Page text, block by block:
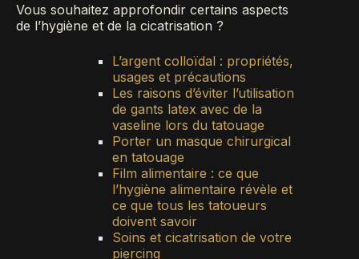
Vous souhaitez approfondir certains aspects
de l’hygiène et de la cicatrisation ?
L’argent colloïdal : propriétés,
usages et précautions
Les raisons d’éviter l’utilisation
de gants latex avec de la
vaseline lors du tatouage
Porter un masque chirurgical
en tatouage
Film alimentaire : ce que
l’hygiène alimentaire révèle et
ce que tous les tatoueurs
doivent savoir
Soins et cicatrisation de votre
piercing